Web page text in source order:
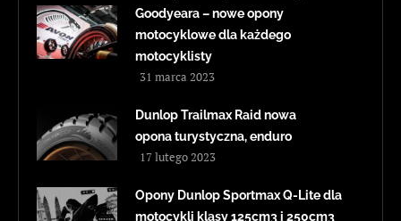
Goodyeara – nowe opony
motocyklowe dla każdego
motocyklisty
31 marca 2023
Dunlop Trailmax Raid nowa
opona turystyczna, enduro
17 lutego 2023
Opony Dunlop Sportmax Q-Lite dla
motocykli klasy 125cm3 i 250cm3